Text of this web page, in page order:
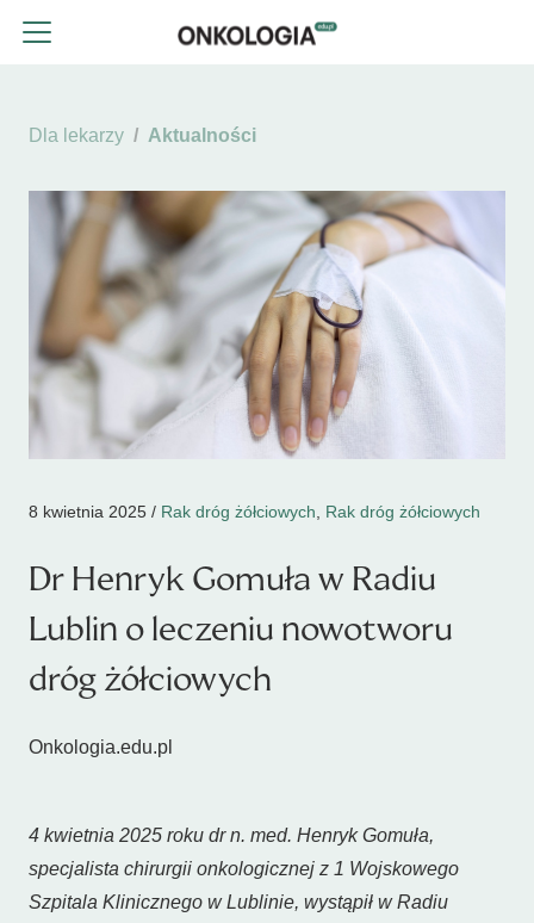
Dla lekarzy Aktualności
8 kwietnia 2025 / Rak dróg żółciowych Rak dróg żółciowych
Dr Henryk Gomuła w Radiu
Lublin o leczeniu nowotworu
dróg żółciowych
Onkologia.edu.pl
4 kwietnia 2025 roku dr n. med. Henryk Gomuła,
specjalista chirurgii onkologicznej z 1 Wojskowego
Szpitala Klinicznego w Lublinie, wystąpił w Radiu